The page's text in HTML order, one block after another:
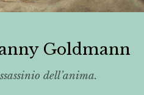
Goldmann
dell’anima.